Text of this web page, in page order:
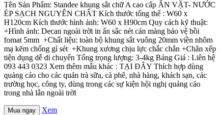
Tên Sản Phẩm: Standee khung sắt chữ A cao cấp ẲN VẶT- NƯỚC
ÉP SẠCH NGUYÊN CHẤT Kích thước tổng thể : W60 x
H120cm Kích thước hình ảnh: W60 x H90cm Quy cách kỹ thuật:
+Hình ảnh: Decan ngoài trời in ấn sắc nét cán màng bảo vệ bồi
fomat 5mm +Chất liệu: toàn bộ khung sắt vuông 20mm viền nhôm
mạ kẽm chống gỉ sét +Khung xương chịu lực chắc chắn +Chân xếp
tiện dụng dễ di chuyển Tổng trọng lượng: 3-4kg Bảng Giá : Liên hệ
093 443 0323 Xem thêm mẫu khác : TẠI ĐÂY Thích hợp dùng
quảng cáo cho các quán trà sữa, cà phê, nhà hàng, khách sạn, các
trường học, công ty, dùng trong các sự kiện hội nghị quảng cáo
trong nhà lẫn ngoài trời
Mua ngay Xem